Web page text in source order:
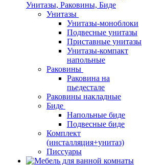
Унитазы, Раковины, Биде
Унитазы
Унитазы-моноблоки
Подвесные унитазы
Приставные унитазы
Унитазы-компакт
напольные
Раковины
Раковина на
пьедестале
Раковины накладные
Биде
Напольные биде
Подвесные биде
Комплект
(инсталляция+унитаз)
Писсуары